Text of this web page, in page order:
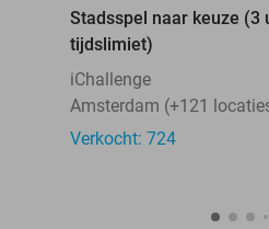
Stadsspel naar keuze (3
tijdslimiet)
iChallenge
Amsterdam (+121
Verkocht: 724